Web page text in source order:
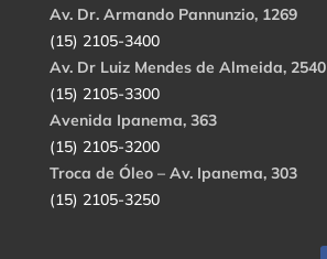
Av. Dr. Armando Pannunzio, 1269
(15) 2105-3400
Av. Dr Luiz Mendes de Almeida, 2540
(15) 2105-3300
Avenida Ipanema, 363
(15) 2105-3200
Troca de Óleo – Av. Ipanema, 303
(15) 2105-3250